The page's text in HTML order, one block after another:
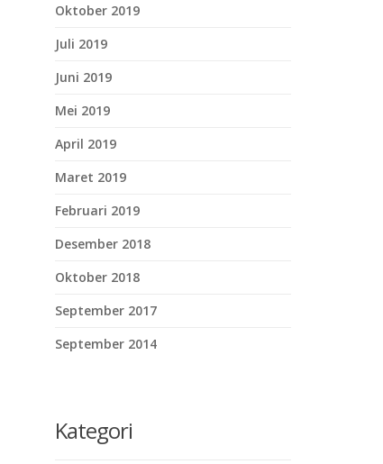
Oktober 2019
Juli 2019
Juni 2019
Mei 2019
April 2019
Maret 2019
Februari 2019
Desember 2018
Oktober 2018
September 2017
September 2014
Kategori